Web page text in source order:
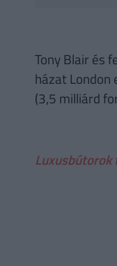
Tony Blair és
házat
(3,5 milliárd